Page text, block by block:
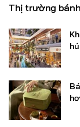
Thị trường